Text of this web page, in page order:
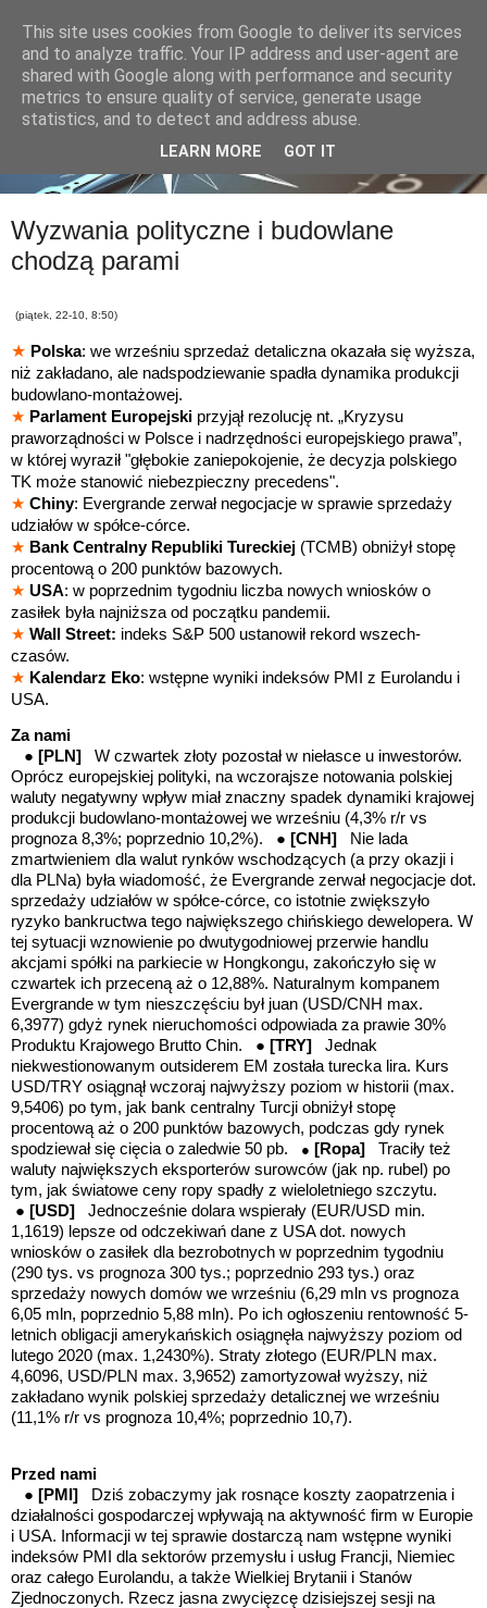
Wyzwania polityczne i budowlane
chodzą parami
(piątek, 22-10, 8:50)
★ Polska: we wrześniu sprzedaż detaliczna okazała się wyższa,
niż zakładano, ale nadspodziewanie spadła dynamika produkcji
budowlano-montażowej.
★ Parlament Europejski przyjął rezolucję nt. „Kryzysu
praworządności w Polsce i nadrzędności europejskiego prawa”,
w której wyraził "głębokie zaniepokojenie, że decyzja polskiego
TK może stanowić niebezpieczny precedens".
★ Chiny: Evergrande zerwał negocjacje w sprawie sprzedaży
udziałów w spółce-córce.
★ Bank Centralny Republiki Tureckiej (TCMB) obniżył stopę
procentową o 200 punktów bazowych.
★ USA: w poprzednim tygodniu liczba nowych wniosków o
zasiłek była najniższa od początku pandemii.
★ Wall Street: indeks S&P 500 ustanowił rekord wszech-
czasów.
★ Kalendarz Eko: wstępne wyniki indeksów PMI z Eurolandu i
USA.
Za nami
● [PLN] W czwartek złoty pozostał w niełasce u inwestorów.
Oprócz europejskiej polityki, na wczorajsze notowania polskiej
waluty negatywny wpływ miał znaczny spadek dynamiki krajowej
produkcji budowlano-montażowej we wrześniu (4,3% r/r vs
prognoza 8,3%; poprzednio 10,2%). ● [CNH] Nie lada
zmartwieniem dla walut rynków wschodzących (a przy okazji i
dla PLNa) była wiadomość, że Evergrande zerwał negocjacje dot.
sprzedaży udziałów w spółce-córce, co istotnie zwiększyło
ryzyko bankructwa tego największego chińskiego dewelopera. W
tej sytuacji wznowienie po dwutygodniowej przerwie handlu
akcjami spółki na parkiecie w Hongkongu, zakończyło się w
czwartek ich przeceną aż o 12,88%. Naturalnym kompanem
Evergrande w tym nieszczęściu był juan (USD/CNH max.
6,3977) gdyż rynek nieruchomości odpowiada za prawie 30%
Produktu Krajowego Brutto Chin. ● [TRY] Jednak
niekwestionowanym outsiderem EM została turecka lira. Kurs
USD/TRY osiągnął wczoraj najwyższy poziom w historii (max.
9,5406) po tym, jak bank centralny Turcji obniżył stopę
procentową aż o 200 punktów bazowych, podczas gdy rynek
spodziewał się cięcia o zaledwie 50 pb. ● [Ropa] Traciły też
waluty największych eksporterów surowców (jak np. rubel) po
tym, jak światowe ceny ropy spadły z wieloletniego szczytu.
● [USD] Jednocześnie dolara wspierały (EUR/USD min.
1,1619) lepsze od odczekiwań dane z USA dot. nowych
wniosków o zasiłek dla bezrobotnych w poprzednim tygodniu
(290 tys. vs prognoza 300 tys.; poprzednio 293 tys.) oraz
sprzedaży nowych domów we wrześniu (6,29 mln vs prognoza
6,05 mln, poprzednio 5,88 mln). Po ich ogłoszeniu rentowność 5-
letnich obligacji amerykańskich osiągnęła najwyższy poziom od
lutego 2020 (max. 1,2430%). Straty złotego (EUR/PLN max.
4,6096, USD/PLN max. 3,9652) zamortyzował wyższy, niż
zakładano wynik polskiej sprzedaży detalicznej we wrześniu
(11,1% r/r vs prognoza 10,4%; poprzednio 10,7).
Przed nami
● [PMI]
Dziś zobaczymy jak rosnące koszty zaopatrzenia i
działalności gospodarczej wpływają na aktywność firm w Europie
i USA. Informacji w tej sprawie dostarczą nam wstępne wyniki
indeksów PMI dla sektorów przemysłu i usług Francji, Niemiec
oraz całego Eurolandu, a także Wielkiej Brytanii i Stanów
Zjednoczonych. Rzecz jasna zwycięzcę dzisiejszej sesji na
This site uses cookies from Google to deliver its services
and to analyze traffic. Your IP address and user-agent are
shared with Google along with performance and security
metrics to ensure quality of service, generate usage
statistics, and to detect and address abuse.
LEARN MORE GOT IT